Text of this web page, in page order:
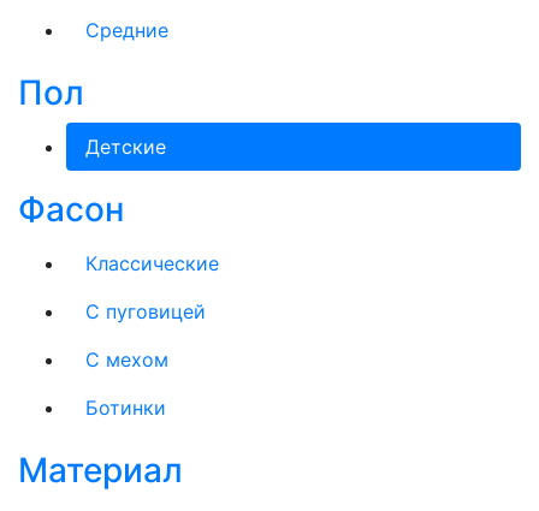
Средние
Пол
Детские
Фасон
Классические
С пуговицей
C мехом
Ботинки
Материал